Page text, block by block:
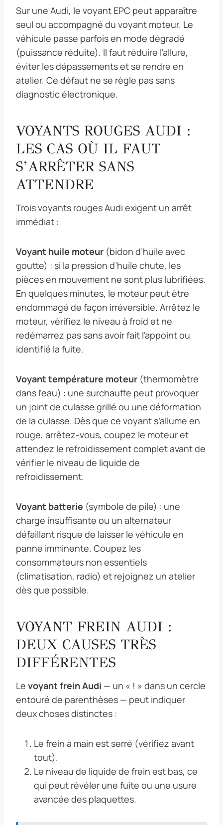
Sur une Audi, le voyant EPC peut apparaître
seul ou accompagné du voyant moteur. Le
véhicule passe parfois en mode dégradé
(puissance réduite). Il faut réduire l’allure,
éviter les dépassements et se rendre en
atelier. Ce défaut ne se règle pas sans
diagnostic électronique.
VOYANTS ROUGES AUDI :
LES CAS OÙ IL FAUT
S’ARRÊTER SANS
ATTENDRE
Trois voyants rouges Audi exigent un arrêt
immédiat :
Voyant huile moteur (bidon d’huile avec
goutte) : si la pression d’huile chute, les
pièces en mouvement ne sont plus lubrifiées.
En quelques minutes, le moteur peut être
endommagé de façon irréversible. Arrêtez le
moteur, vérifiez le niveau à froid et ne
redémarrez pas sans avoir fait l’appoint ou
identifié la fuite.
Voyant température moteur (thermomètre
dans l’eau) : une surchauffe peut provoquer
un joint de culasse grillé ou une déformation
de la culasse. Dès que ce voyant s’allume en
rouge, arrêtez-vous, coupez le moteur et
attendez le refroidissement complet avant de
vérifier le niveau de liquide de
refroidissement.
Voyant batterie (symbole de pile) : une
charge insuffisante ou un alternateur
défaillant risque de laisser le véhicule en
panne imminente. Coupez les
consommateurs non essentiels
(climatisation, radio) et rejoignez un atelier
dès que possible.
VOYANT FREIN AUDI :
DEUX CAUSES TRÈS
DIFFÉRENTES
Le voyant frein Audi — un « ! » dans un cercle
entouré de parenthèses — peut indiquer
deux choses distinctes :
Le frein à main est serré (vérifiez avant
tout).
Le niveau de liquide de frein est bas, ce
qui peut révéler une fuite ou une usure
avancée des plaquettes.